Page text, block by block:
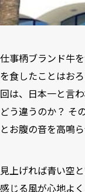
仕事柄ブランド牛
を食したことはお
回は、日本一と言
どう違うのか？ そ
とお腹の音を高鳴
見上げれば青い空
感じる風が心地よ